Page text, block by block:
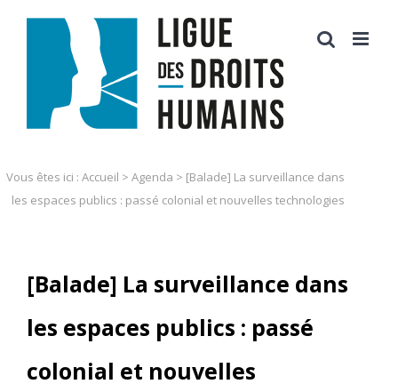
Vous êtes ici : Accueil > Agenda > [Balade] La surveillance dans
les espaces publics : passé colonial et nouvelles technologies
[Balade] La surveillance dans
les espaces publics : passé
colonial et nouvelles